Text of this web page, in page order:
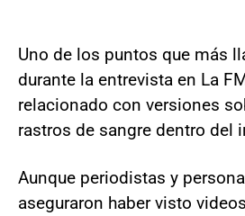
Uno de los puntos que más
durante la entrevista en La
relacionado con versiones
rastros de sangre dentro del
Aunque periodistas y
aseguraron haber visto